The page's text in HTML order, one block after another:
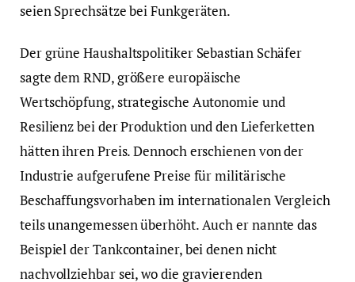
seien Sprechsätze bei Funkgeräten.
Der grüne Haushaltspolitiker Sebastian Schäfer
sagte dem RND, größere europäische
Wertschöpfung, strategische Autonomie und
Resilienz bei der Produktion und den Lieferketten
hätten ihren Preis. Dennoch erschienen von der
Industrie aufgerufene Preise für militärische
Beschaffungsvorhaben im internationalen Vergleich
teils unangemessen überhöht. Auch er nannte das
Beispiel der Tankcontainer, bei denen nicht
nachvollziehbar sei, wo die gravierenden